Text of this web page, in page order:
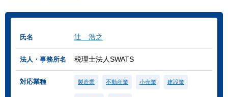
氏名 辻 浩之
法人・事務所名 税理士法人SWATS
対応業種 製造業 不動産業 小売業 建設業